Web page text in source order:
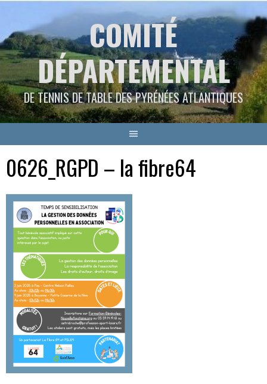
contenu
COMITÉ
DÉPARTEMENTAL
DE TENNIS DE TABLE DES PYRÉNÉES ATLANTIQUES
0626_RGPD – la fibre64